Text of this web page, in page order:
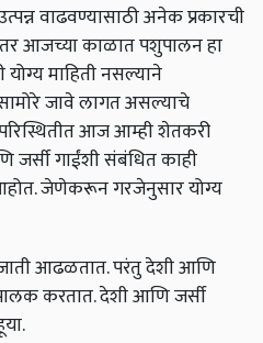
वाढवण्यासाठी अनेक प्रकारची
आजच्या काळात पशुपालन हा
माहिती नसल्याने
जावे लागत असल्याचे
आज आम्ही शेतकरी
गाईंशी संबंधित काही
जेणेकरून गरजेनुसार योग्य
आढळतात. परंतु देशी आणि
करतात. देशी आणि जर्सी